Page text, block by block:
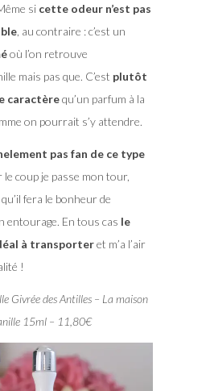
si cette odeur n’est pas
, au contraire : c’est un
où l’on retrouve
mais pas que. C’est plutôt
caractèrequ’un parfum à la
on pourrait s’y attendre.
pas fan de ce type
le coup je passe mon tour,
fera le bonheur de
entourage. En tous cas le
à transporteret m’a l’air
!
Givrée des Antilles – La maison
15ml – 11,80€